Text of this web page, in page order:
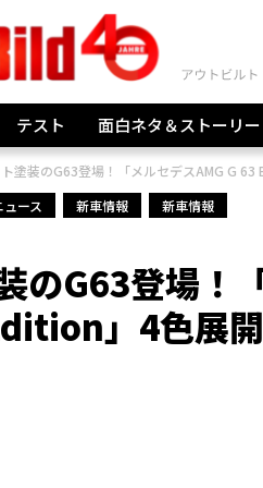
テスト 面白ネタ＆ストーリー
塗装のG63登場！「メルセデスAMG G
ース 新車情報 新車情報
のG63登場！
」4色展